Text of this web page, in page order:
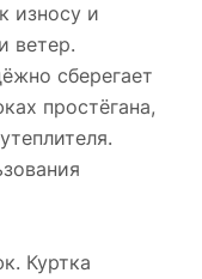
износу и
ветер.
сберегает
простёгана,
Куртка